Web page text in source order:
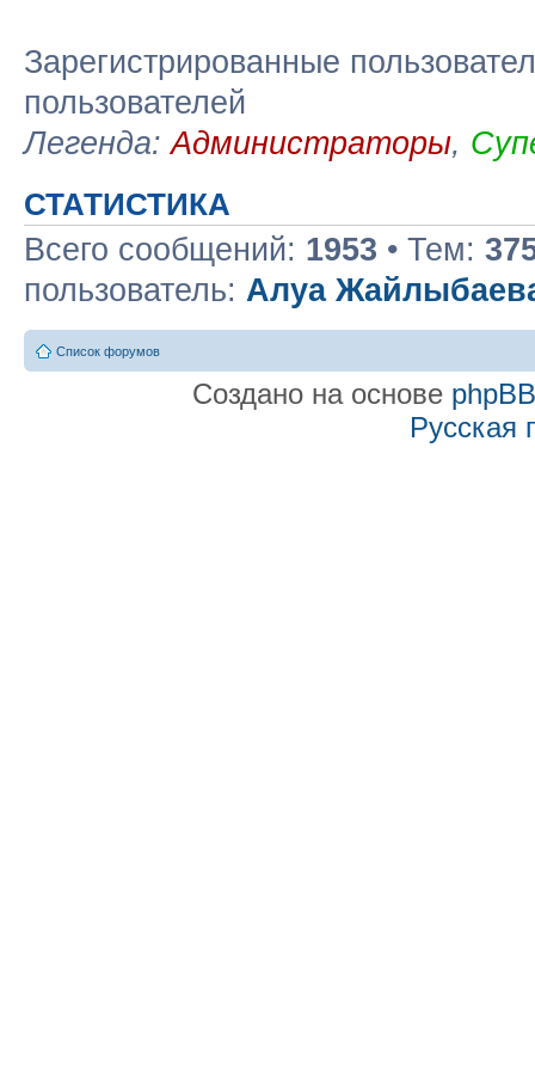
Зарегистрированные
пользователей
Легенда:Администраторы,
СТАТИСТИКА
Всего сообщений: 1953 • Тем:
пользователь: Алуа
Список форумов
Создано на основе phpBB
Русская